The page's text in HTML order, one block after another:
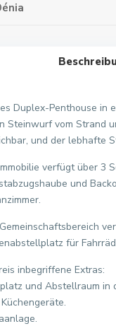
Duplex-Penthouse in
Steinwurf vom Strand
und der lebhafte
verfügt über 3
und
für
inbegriffene Extras:
und Abstellraum in